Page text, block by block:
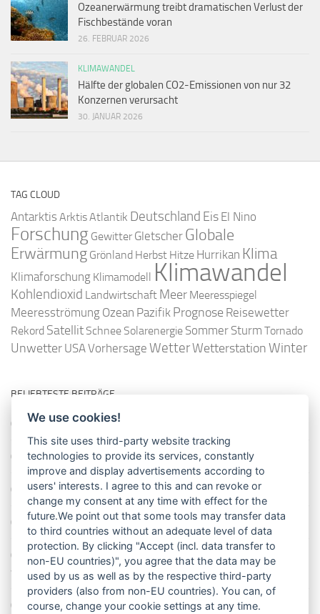
Ozeanerwärmung treibt dramatischen Verlust der
Fischbestände voran
26. FEBRUAR 2026
KLIMAWANDEL
Hälfte der globalen CO2-Emissionen von nur 32
Konzernen verursacht
30. JANUAR 2026
TAG CLOUD
Antarktis ArktisAtlantik Deutschland Eis El Nino
Forschung Gewitter Gletscher Globale
Erwärmung Grönland Herbst Hitze Hurrikan Klima
Klimaforschung Klimamodell Klimawandel
Kohlendioxid Landwirtschaft Meer Meeresspiegel
Meeresströmung Ozean Pazifik Prognose Reisewetter
Rekord Satellit Schnee Solarenergie Sommer Sturm Tornado
Unwetter USAVorhersage WetterWetterstationWinter
BELIEBTESTE BEITRÄGE
So misst man die Lufttemperatur richtig
Die richtige Wasserpumpe für den Garten
Das Wetter-Netzwerk WeatherCloud
So stellt man einen Regenmesser korrekt auf
11 Dinge über den Luftdruck, die Sie garantiert noch nicht alle
wussten
Blitzstatistik Europa: Wo gewittert es am meisten?
We use cookies!
This site uses third-party website tracking
technologies to provide its services, constantly
improve and display advertisements according to
users' interests. I agree to this and can revoke or
change my consent at any time with effect for the
future.We point out that some tools may transfer data
to third countries without an adequate level of data
protection. By clicking "Accept (incl. data transfer to
non-EU countries)", you agree that the data may be
used by us as well as by the respective third-party
providers (also from non-EU countries). You can, of
course, change your cookie settings at any time.